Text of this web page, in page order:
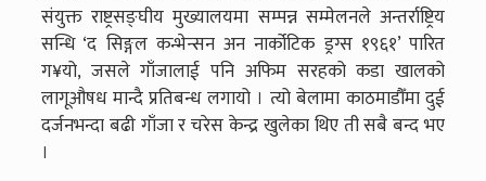
संयुक्त राष्ट्रसङ्घीय मुख्यालयमा सम्पन्न सम्मेलनले अन्तर्राष्ट्रिय
सन्धि ‘द सिङ्गल कन्भेन्सन अन नार्कोटिक ड्रग्स १९६१’ पारित
ग¥यो, जसले गाँजालाई पनि अफिम सरहको कडा खालको
लागूऔषध मान्दै प्रतिबन्ध लगायो । त्यो बेलामा काठमाडौँमा दुई
दर्जनभन्दा बढी गाँजा र चरेस केन्द्र खुलेका थिए ती सबै बन्द भए
।